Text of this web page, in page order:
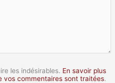
les indésirables. En savoir plus
vos commentaires sont traitées.